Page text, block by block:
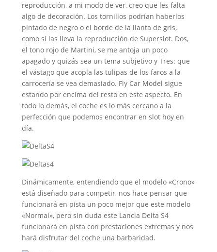
reproducción, a mi modo de ver, creo que les falta
algo de decoración. Los tornillos podrían haberlos
pintado de negro o el borde de la llanta de gris,
como sí las lleva la reproducción de Superslot. Dos,
el tono rojo de Martini, se me antoja un poco
apagado y quizás sea un tema subjetivo y Tres: que
el vástago que acopla las tulipas de los faros a la
carrocería se vea demasiado. Fly Car Model sigue
estando por encima del resto en este aspecto. En
todo lo demás, el coche es lo más cercano a la
perfección que podemos encontrar en slot hoy en
día.
Dinámicamente, entendiendo que el modelo «Crono»
está diseñado para competir, nos hace pensar que
funcionará en pista un poco mejor que este modelo
«Normal», pero sin duda este Lancia Delta S4
funcionará en pista con prestaciones extremas y nos
hará disfrutar del coche una barbaridad.